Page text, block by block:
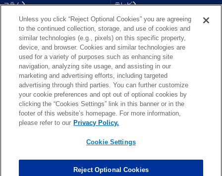
コラム テレビ
画像
順位表
About NFL
More NFL 特集
TOP お問い合わせ FAQ
PHOTO BY AP Images / PHOTO BY Getty Images
Unless you click “Reject Optional Cookies” you are agreeing
to the continued collection, storage, and use of cookies and
similar technologies (e.g., pixels) on this specific property,
device, and browser. Cookies and similar technologies are
used for a variety of purposes such as enhancing site
navigation, analyzing site usage, and assisting in our
marketing and advertising efforts, including targeted
advertising through third parties. You can further customize
your cookie preferences and opt out of optional cookies by
clicking the “Cookies Settings” link in this banner or in the
footer of this website’s homepage. For more information,
please refer to our Privacy Policy.
Cookie Settings
Reject Optional Cookies